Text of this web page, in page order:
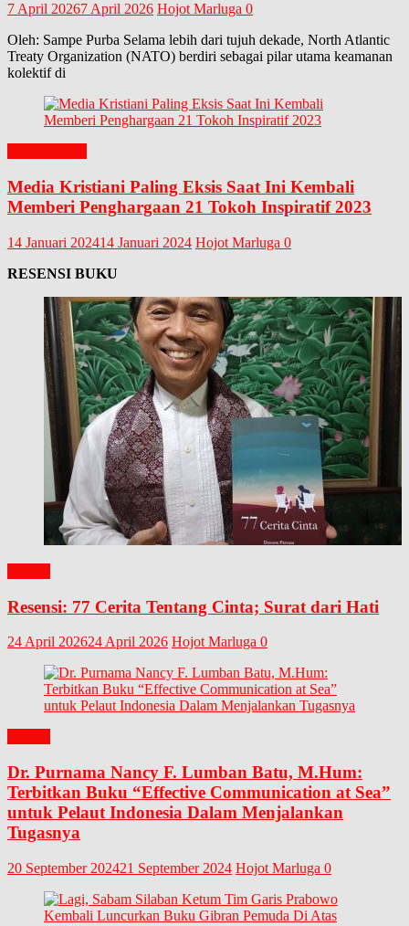
7 April 20267 April 2026 Hojot Marluga 0
Oleh: Sampe Purba Selama lebih dari tujuh dekade, North Atlantic
Treaty Organization (NATO) berdiri sebagai pilar utama keamanan
kolektif di
Media Kristiani Paling Eksis Saat Ini Kembali
Memberi Penghargaan 21 Tokoh Inspiratif 2023
14 Januari 202414 Januari 2024 Hojot Marluga 0
RESENSI BUKU
Resensi: 77 Cerita Tentang Cinta; Surat dari Hati
24 April 202624 April 2026 Hojot Marluga 0
Dr. Purnama Nancy F. Lumban Batu, M.Hum:
Terbitkan Buku “Effective Communication at Sea”
untuk Pelaut Indonesia Dalam Menjalankan
Tugasnya
20 September 202421 September 2024 Hojot Marluga 0